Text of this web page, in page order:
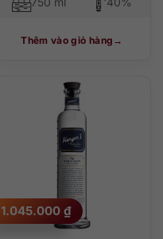
Thêm vào giỏ hàng
1.045.000 ₫